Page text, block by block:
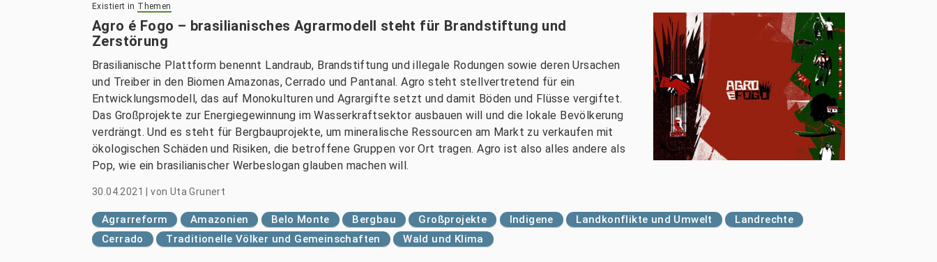
Existiert in Themen
Agro é Fogo – brasilianisches Agrarmodell steht für Brandstiftung und
Zerstörung
Brasilianische Plattform benennt Landraub, Brandstiftung und illegale Rodungen sowie deren Ursachen
und Treiber in den Biomen Amazonas, Cerrado und Pantanal. Agro steht stellvertretend für ein
Entwicklungsmodell, das auf Monokulturen und Agrargifte setzt und damit Böden und Flüsse vergiftet.
Das Großprojekte zur Energiegewinnung im Wasserkraftsektor ausbauen will und die lokale Bevölkerung
verdrängt. Und es steht für Bergbauprojekte, um mineralische Ressourcen am Markt zu verkaufen mit
ökologischen Schäden und Risiken, die betroffene Gruppen vor Ort tragen. Agro ist also alles andere als
Pop, wie ein brasilianischer Werbeslogan glauben machen will.
30.04.2021 |von Uta Grunert
Agrarreform Amazonien Belo Monte Bergbau Großprojekte Indigene Landkonflikte und Umwelt
Landrechte
Cerrado
Traditionelle Völker und Gemeinschaften Wald und Klima